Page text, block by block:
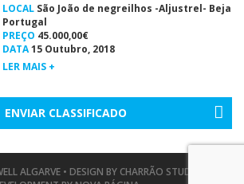
LOCAL São João de negreilhos -Aljustrel- Beja
Portugal
PREÇO 45.000,00€
DATA15 Outubro, 2018
LER MAIS +
ENVIAR CLASSIFICADO
ALGARVE • DESIGN BY CHARRÃO STUDIO